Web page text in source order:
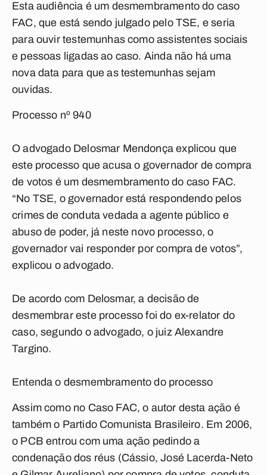
Esta audiência é um desmembramento do caso
FAC, que está sendo julgado pelo TSE, e seria
para ouvir testemunhas como assistentes sociais
e pessoas ligadas ao caso. Ainda não há uma
nova data para que as testemunhas sejam
ouvidas.
Processo nº 940
O advogado Delosmar Mendonça explicou que
este processo que acusa o governador de compra
de votos é um desmembramento do caso FAC.
“No TSE, o governador está respondendo pelos
crimes de conduta vedada a agente público e
abuso de poder, já neste novo processo, o
governador vai responder por compra de votos”,
explicou o advogado.
De acordo com Delosmar, a decisão de
desmembrar este processo foi do ex-relator do
caso, segundo o advogado, o juiz Alexandre
Targino.
Entenda o desmembramento do processo
Assim como no Caso FAC, o autor desta ação é
também o Partido Comunista Brasileiro. Em 2006,
o PCB entrou com uma ação pedindo a
condenação dos réus (Cássio, José Lacerda-Neto